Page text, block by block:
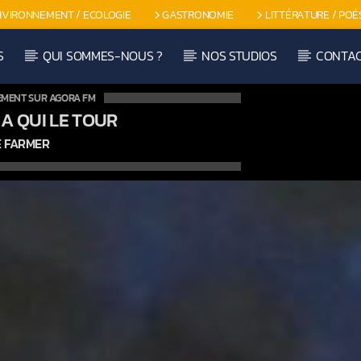
/ ECOLOGIE GASTRONOMIE LITTÉRATURE /
QUI SOMMES-NOUS ? NOS STUDIOS
SUR AGORA FM
QUI LE TOUR